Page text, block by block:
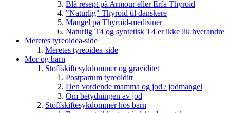
Blå resept på Armour eller Erfa Thyroid
"Naturlig" Thyroid til danskere
Mangel på Thyroid-medisiner
Naturlig T4 og syntetisk T4 er ikke lik hverandre
Meretes tyreoidea-side
Meretes tyreoidea-side
Mor og barn
Stoffskiftesykdommer og graviditet
Postpartum tyreoiditt
Den vordende mamma og jod / jodmangel
Om betydningen av jod
Stoffskiftesykdommer hos barn